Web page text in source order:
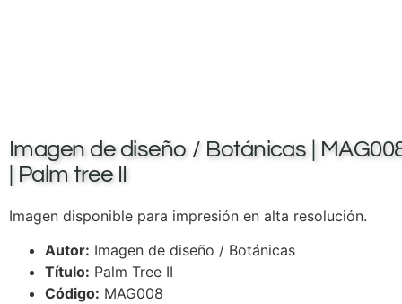
Imagen de diseño / Botánicas |
| Palm tree II
Imagen disponible para impresión en alta resolución.
Autor: Imagen de diseño / Botánicas
Título: Palm Tree II
Código: MAG008